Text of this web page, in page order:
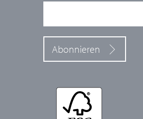
Abonnieren